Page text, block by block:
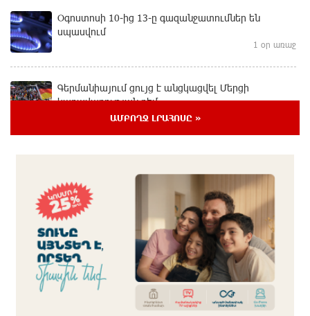
Օգոստոսի 10-ից 13-ը գազանջատումներ են
սպասվում
1 օր առաջ
Գերմանիայում ցույց է անցկացվել Մերցի
կառավարության դեմ
միլիոն դիտում՝ 24 ժամում
1 օր առաջ
23-ամյա ուսանողի մշակած հավելվածը
հարավկորեական App Store-ում շրջանցել է
նույնիսկ Google Maps-ը
1 օր առաջ
Ռուսաստանի տարածքում ոչնչացվել է
ԱՄԲՈՂՋ ԼՐԱՀՈՍԸ »